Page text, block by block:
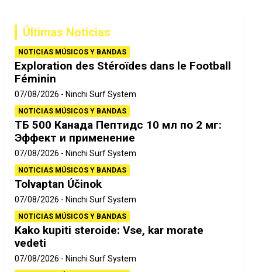
Últimas Noticias
NOTICIAS MÚSICOS Y BANDAS
Exploration des Stéroïdes dans le Football
Féminin
07/08/2026 Ninchi Surf System
NOTICIAS MÚSICOS Y BANDAS
ТБ 500 Канада Пептидс 10 мл по 2 мг:
Эффект и применение
07/08/2026 Ninchi Surf System
NOTICIAS MÚSICOS Y BANDAS
Tolvaptan Účinok
07/08/2026 Ninchi Surf System
NOTICIAS MÚSICOS Y BANDAS
Kako kupiti steroide: Vse, kar morate
vedeti
07/08/2026 Ninchi Surf System